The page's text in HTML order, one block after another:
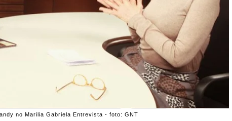
no Marilia Gabriela Entrevista - foto: GNT